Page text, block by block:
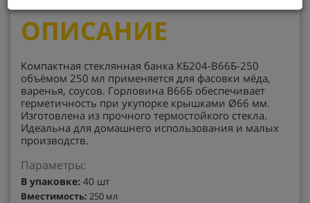
ОПИСАНИЕ
Компактная стеклянная банка КБ204-В66Б-250
объёмом 250 мл применяется для фасовки мёда,
варенья, соусов. Горловина В66Б обеспечивает
герметичность при укупорке крышками Ø66 мм.
Изготовлена из прочного термостойкого стекла.
Идеальна для домашнего использования и малых
производств.
Параметры:
В упаковке: 40 шт
Вместимость: 250 мл